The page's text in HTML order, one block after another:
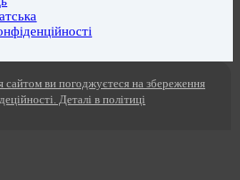
ви погоджуєтеся на збереження
Деталі в політиці